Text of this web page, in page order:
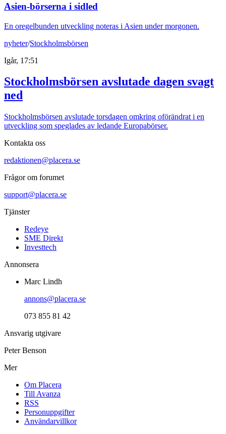
Asien-börserna i sidled
En oregelbunden utveckling noteras i Asien under morgonen.
nyheter/Stockholmsbörsen
Igår, 17:51
Stockholmsbörsen avslutade dagen svagt
ned
Stockholmsbörsen avslutade torsdagen omkring oförändrat i en
utveckling som speglades av ledande Europabörser.
Kontakta oss
redaktionen@placera.se
Frågor om forumet
support@placera.se
Tjänster
Redeye
SME Direkt
Investtech
Annonsera
Marc Lindh
annons@placera.se
073 855 81 42
Ansvarig utgivare
Peter Benson
Mer
Om Placera
Till Avanza
RSS
Personuppgifter
Användarvillkor